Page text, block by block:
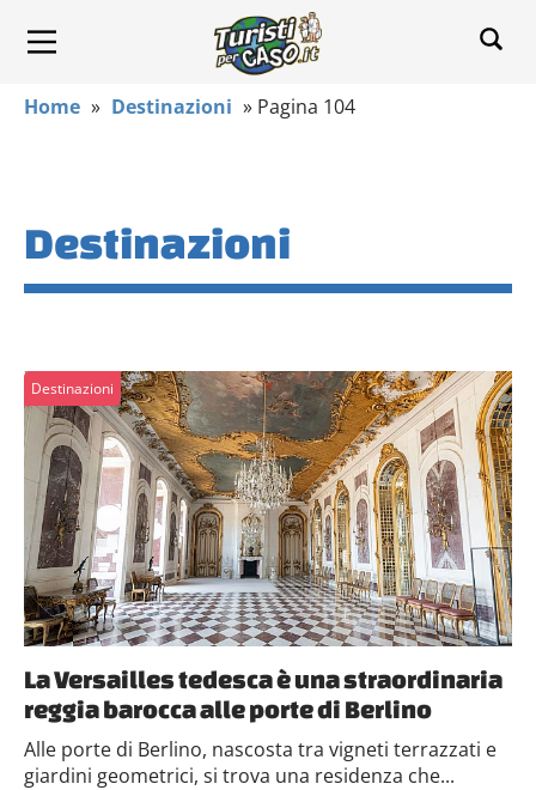
Home » Destinazioni » Pagina 104
Destinazioni
Destinazioni
La Versailles tedesca è una straordinaria
reggia barocca alle porte di Berlino
Alle porte di Berlino, nascosta tra vigneti terrazzati e
giardini geometrici, si trova una residenza che...